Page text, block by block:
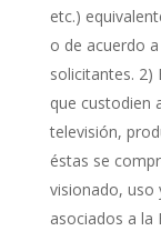
etc.)
o de acuerdo
solicitantes. 2)
que custodien
televisión,
éstas se
visionado, uso
asociados a la